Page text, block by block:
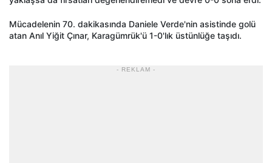
Mücadelenin 70. dakikasında Daniele Verde'nin asistinde golü
atan Anıl Yiğit Çınar, Karagümrük'ü 1-0'lık üstünlüğe taşıdı.
- REKLAM -